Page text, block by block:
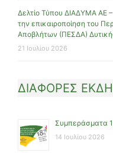
Δελτίο Τύπου ΔΙΑΔΥΜΑ ΑΕ
την επικαιροποίηση του
Αποβλήτων (ΠΕΣΔΑ)
21 Ιουλίου 2026
ΔΙΑΦΟΡΕΣ
Συμπεράσματα
14 Ιουλίου 2026